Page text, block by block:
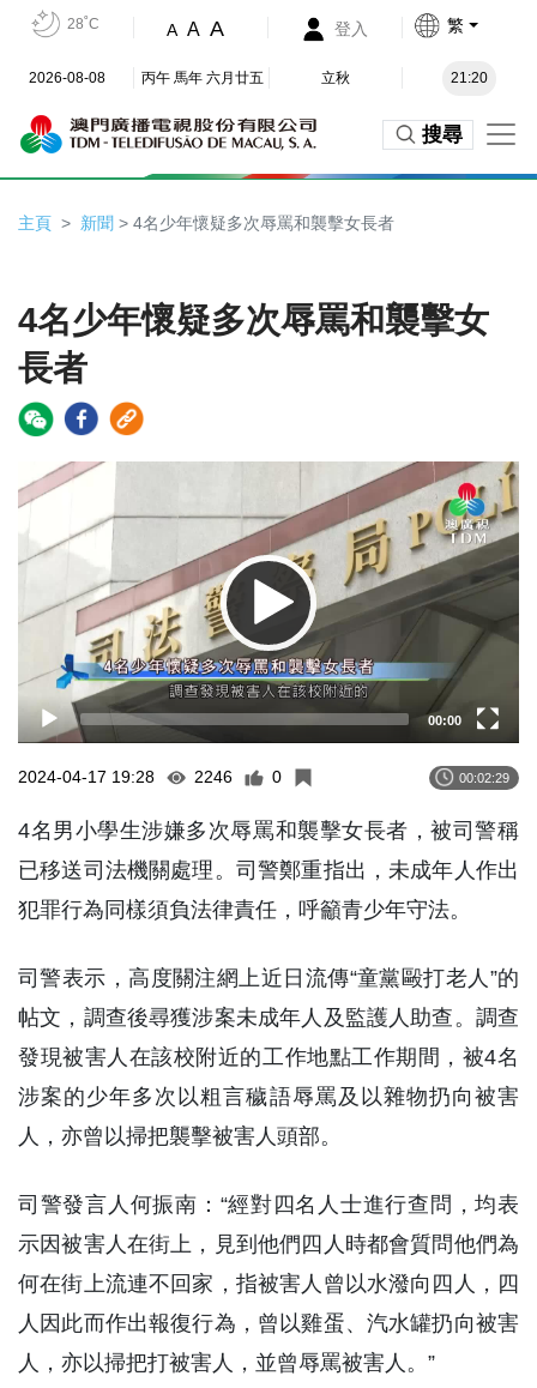
28˚C A A A 登入 繁
2026-08-08 丙午 馬年 六月廿五 立秋 21:20
搜尋
主頁 新聞 > 4名少年懷疑多次辱罵和襲擊女長者
4名少年懷疑多次辱罵和襲擊女
長者
Video
Player
00:00
2024-04-17 19:28 2246 0 00:02:29
4名男小學生涉嫌多次辱罵和襲擊女長者，被司警稱
已移送司法機關處理。司警鄭重指出，未成年人作出
犯罪行為同樣須負法律責任，呼籲青少年守法。
司警表示，高度關注網上近日流傳“童黨毆打老人”的
帖文，調查後尋獲涉案未成年人及監護人助查。調查
發現被害人在該校附近的工作地點工作期間，被4名
涉案的少年多次以粗言穢語辱罵及以雜物扔向被害
人，亦曾以掃把襲擊被害人頭部。
司警發言人何振南：“經對四名人士進行查問，均表
示因被害人在街上，見到他們四人時都會質問他們為
何在街上流連不回家，指被害人曾以水潑向四人，四
人因此而作出報復行為，曾以雞蛋、汽水罐扔向被害
人，亦以掃把打被害人，並曾辱罵被害人。”